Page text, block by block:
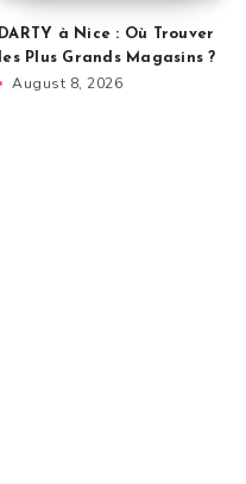
DARTY à Nice : Où Trouver
les Plus Grands Magasins ?
August 8, 2026